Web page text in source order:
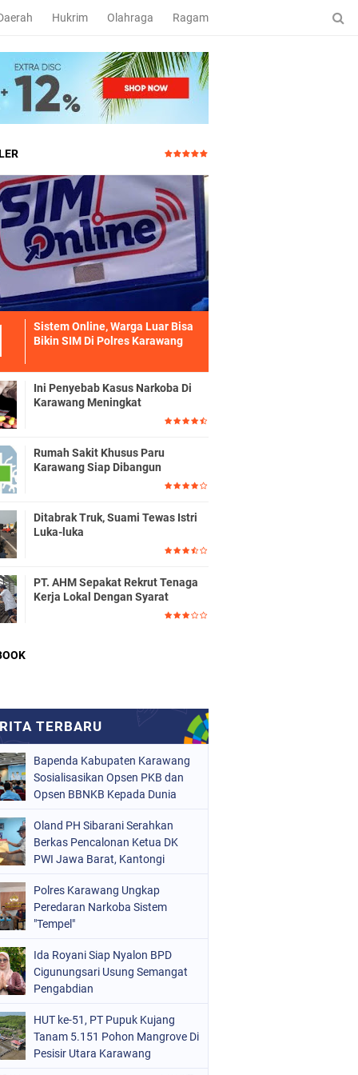
Hukrim Olahraga Ragam
Sistem Online, Warga Luar Bisa
Bikin SIM Di Polres Karawang
Ini Penyebab Kasus Narkoba Di
Karawang Meningkat
Rumah Sakit Khusus Paru
Karawang Siap Dibangun
Ditabrak Truk, Suami Tewas Istri
Luka-luka
PT. AHM Sepakat Rekrut Tenaga
Kerja Lokal Dengan Syarat
Bapenda Kabupaten Karawang
Sosialisasikan Opsen PKB dan
Opsen BBNKB Kepada Dunia
Oland PH Sibarani Serahkan
Berkas Pencalonan Ketua DK
PWI Jawa Barat, Kantongi
Polres Karawang Ungkap
Peredaran Narkoba Sistem
"Tempel"
Ida Royani Siap Nyalon BPD
Cigunungsari Usung Semangat
Pengabdian
HUT ke-51, PT Pupuk Kujang
Tanam 5.151 Pohon Mangrove Di
Pesisir Utara Karawang